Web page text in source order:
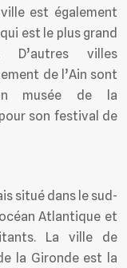
est également
est le plus grand
D’autres villes
de l’Ain sont
musée de la
son festival de
situé dans le sud-
Atlantique et
La ville de
la Gironde est la